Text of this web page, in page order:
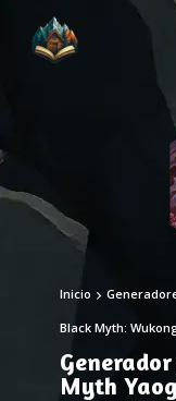
Inicio
Black Myth:
Myth